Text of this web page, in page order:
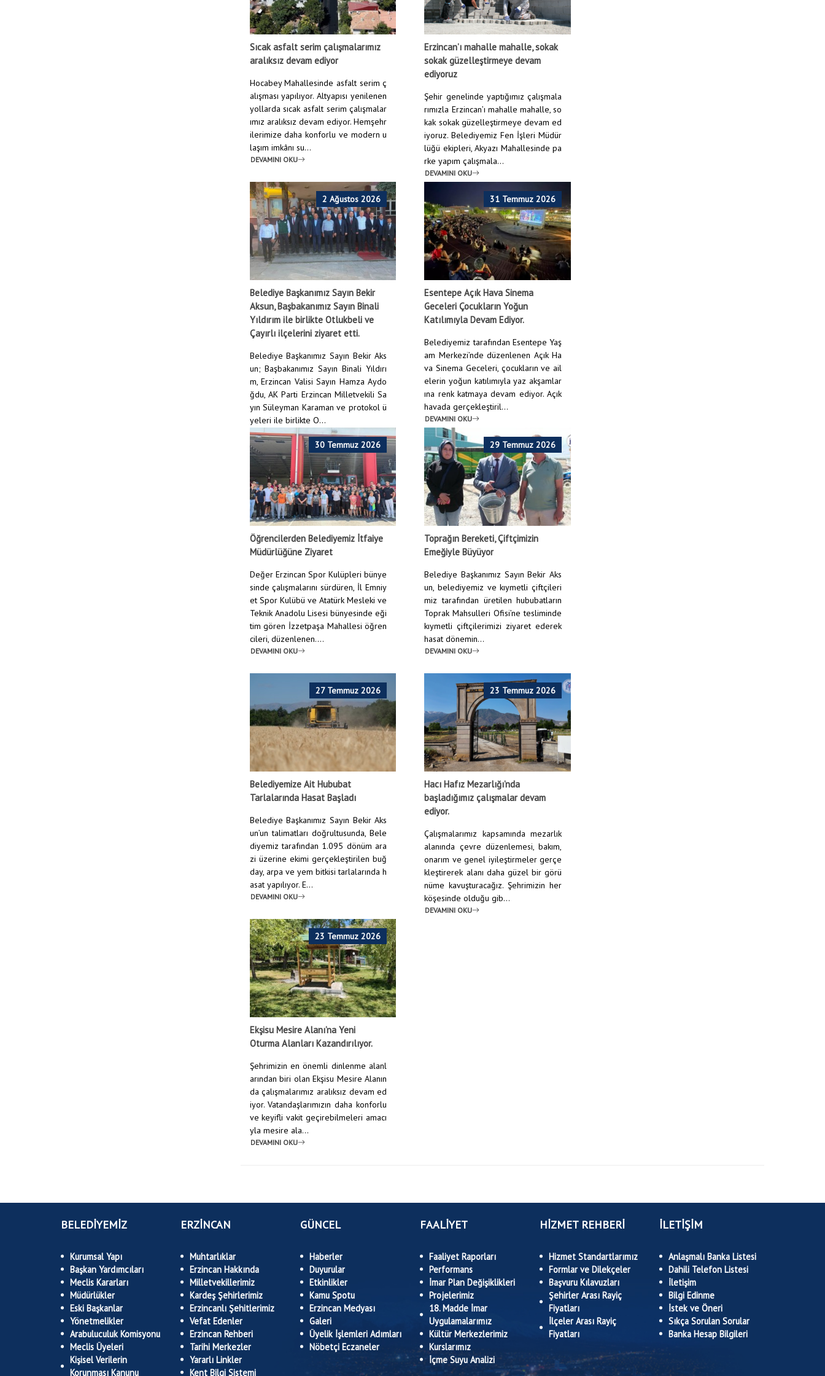
Sıcak asfalt serim çalışmalarımız
aralıksız devam ediyor
Hocabey Mahallesinde asfalt serim ç
alışması yapılıyor. Altyapısı yenilenen
yollarda sıcak asfalt serim çalışmalar
ımız aralıksız devam ediyor. Hemşehr
ilerimize daha konforlu ve modern u
laşım imkânı su...
DEVAMINI OKU
Erzincan’ı mahalle mahalle, sokak
sokak güzelleştirmeye devam
ediyoruz
Şehir genelinde yaptığımız çalışmala
rımızla Erzincan’ı mahalle mahalle, so
kak sokak güzelleştirmeye devam ed
iyoruz. Belediyemiz Fen İşleri Müdür
lüğü ekipleri, Akyazı Mahallesinde pa
rke yapım çalışmala...
DEVAMINI OKU
2 Ağustos 2026
Belediye Başkanımız Sayın Bekir
Aksun, Başbakanımız Sayın Binali
Yıldırım ile birlikte Otlukbeli ve
Çayırlı ilçelerini ziyaret etti.
Belediye Başkanımız Sayın Bekir Aks
un; Başbakanımız Sayın Binali Yıldırı
m, Erzincan Valisi Sayın Hamza Aydo
ğdu, AK Parti Erzincan Milletvekili Sa
yın Süleyman Karaman ve protokol ü
yeleri ile birlikte O...
DEVAMINI OKU
31 Temmuz 2026
Esentepe Açık Hava Sinema
Geceleri Çocukların Yoğun
Katılımıyla Devam Ediyor.
Belediyemiz tarafından Esentepe Yaş
am Merkezi’nde düzenlenen Açık Ha
va Sinema Geceleri, çocukların ve ail
elerin yoğun katılımıyla yaz akşamlar
ına renk katmaya devam ediyor. Açık
havada gerçekleştiril...
DEVAMINI OKU
30 Temmuz 2026
Öğrencilerden Belediyemiz İtfaiye
Müdürlüğüne Ziyaret
Değer Erzincan Spor Kulüpleri bünye
sinde çalışmalarını sürdüren, İl Emniy
et Spor Kulübü ve Atatürk Mesleki ve
Teknik Anadolu Lisesi bünyesinde eği
tim gören İzzetpaşa Mahallesi öğren
cileri, düzenlenen....
DEVAMINI OKU
29 Temmuz 2026
Toprağın Bereketi, Çiftçimizin
Emeğiyle Büyüyor
Belediye Başkanımız Sayın Bekir Aks
un, belediyemiz ve kıymetli çiftçileri
miz tarafından üretilen hububatların
Toprak Mahsulleri Ofisi’ne tesliminde
kıymetli çiftçilerimizi ziyaret ederek
hasat dönemin...
DEVAMINI OKU
27 Temmuz 2026
Belediyemize Ait Hububat
Tarlalarında Hasat Başladı
Belediye Başkanımız Sayın Bekir Aks
un’un talimatları doğrultusunda, Bele
diyemiz tarafından 1.095 dönüm ara
zi üzerine ekimi gerçekleştirilen buğ
day, arpa ve yem bitkisi tarlalarında h
asat yapılıyor. E...
DEVAMINI OKU
23 Temmuz 2026
Hacı Hafız Mezarlığı’nda
başladığımız çalışmalar devam
ediyor.
Çalışmalarımız kapsamında mezarlık
alanında çevre düzenlemesi, bakım,
onarım ve genel iyileştirmeler gerçe
kleştirerek alanı daha güzel bir görü
nüme kavuşturacağız. Şehrimizin her
köşesinde olduğu gib...
DEVAMINI OKU
23 Temmuz 2026
Ekşisu Mesire Alanı’na Yeni
Oturma Alanları Kazandırılıyor.
Şehrimizin en önemli dinlenme alanl
arından biri olan Ekşisu Mesire Alanın
da çalışmalarımız aralıksız devam ed
iyor. Vatandaşlarımızın daha konforlu
ve keyifli vakit geçirebilmeleri amacı
yla mesire ala...
DEVAMINI OKU
BELEDİYEMİZ
Kurumsal Yapı
Başkan Yardımcıları
Meclis Kararları
Müdürlükler
Eski Başkanlar
Yönetmelikler
Arabuluculuk Komisyonu
Meclis Üyeleri
Kişisel Verilerin
Korunması Kanunu
ERZİNCAN
Muhtarlıklar
Erzincan Hakkında
Milletvekillerimiz
Kardeş Şehirlerimiz
Erzincanlı Şehitlerimiz
Vefat Edenler
Erzincan Rehberi
Tarihi Merkezler
Yararlı Linkler
Kent Bilgi Sistemi
GÜNCEL
Haberler
Duyurular
Etkinlikler
Kamu Spotu
Erzincan Medyası
Galeri
Üyelik İşlemleri Adımları
Nöbetçi Eczaneler
FAALİYET
Faaliyet Raporları
Performans
İmar Plan Değişiklikleri
Projelerimiz
18. Madde İmar
Uygulamalarımız
Kültür Merkezlerimiz
Kurslarımız
İçme Suyu Analizi
HİZMET REHBERİ
Hizmet Standartlarımız
Formlar ve Dilekçeler
Başvuru Kılavuzları
Şehirler Arası Rayiç
Fiyatları
İlçeler Arası Rayiç
Fiyatları
İLETİŞİM
Anlaşmalı Banka Listesi
Dahili Telefon Listesi
İletişim
Bilgi Edinme
İstek ve Öneri
Sıkça Sorulan Sorular
Banka Hesap Bilgileri